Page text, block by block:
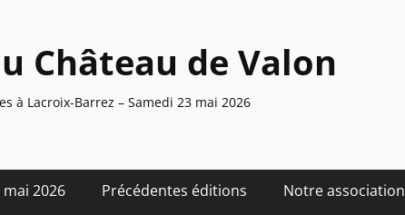
Château de Valon
à Lacroix-Barrez – Samedi 23 mai 2026
2026 Précédentes éditions Notre association